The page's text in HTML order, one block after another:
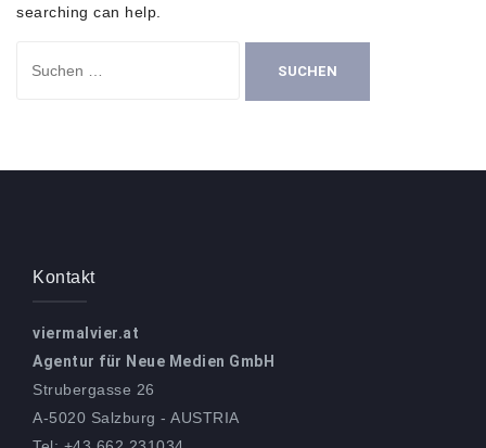
searching can help.
Kontakt
viermalvier.at
Agentur für Neue Medien GmbH
Strubergasse 26
A-5020 Salzburg - AUSTRIA